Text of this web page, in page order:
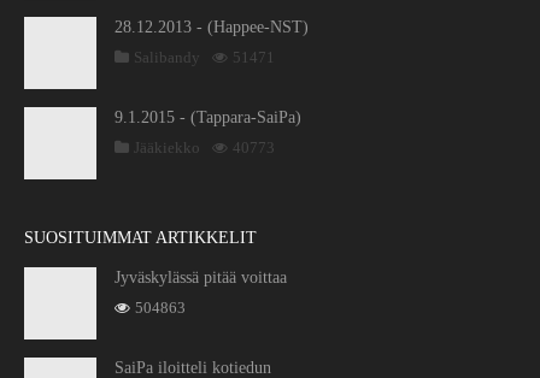
28.12.2013 - (Happee-NST)
Salibandy
51471
9.1.2015 - (Tappara-SaiPa)
Jääkiekko
40773
SUOSITUIMMAT ARTIKKELIT
Jyväskylässä pitää voittaa
504863
SaiPa iloitteli kotiedun